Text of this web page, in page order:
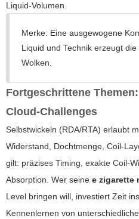
Liquid-Volumen.
Merke: Eine ausgewogene
Liquid und Technik erzeugt
Wolken.
Fortgeschrittene
Cloud-Challenges
Selbstwickeln (RDA/RTA) erlaubt
Widerstand, Dochtmenge, Coil-
gilt: präzises Timing, exakte Coil-
Absorption. Wer seine e zigarette
Level bringen will, investiert Zeit
Kennenlernen von